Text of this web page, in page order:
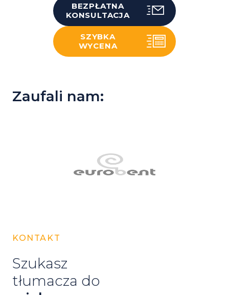
BEZPŁATNA
KONSULTACJA
SZYBKA
WYCENA
Zaufali nam:
KONTAKT
Szukasz
tłumacza do